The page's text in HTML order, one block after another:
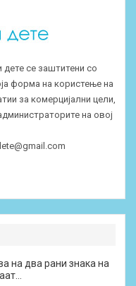
се заштитени со
форма на користење на
за комерцијални цели,
на овој
на два рани знака на